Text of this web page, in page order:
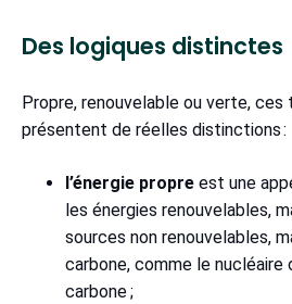
Des logiques distinctes
Propre, renouvelable ou verte, ces
présentent de réelles distinctions :
l’énergie propre est une
les énergies renouvelables,
sources non renouvelables,
carbone, comme le nucléaire
carbone ;